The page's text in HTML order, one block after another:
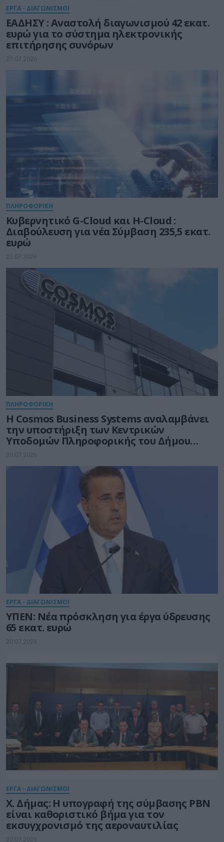
ΕΡΓΑ - ΔΙΑΓΩΝΙΣΜΟΙ
ΕΑΔΗΣΥ : Αναστολή διαγωνισμού 42 εκατ.
ευρώ για το σύστημα ηλεκτρονικής
επιτήρησης συνόρων
23.07.2026
ΠΛΗΡΟΦΟΡΙΚΗ
Kυβερνητικό G-Cloud και H-Cloud :
Διαβούλευση για νέα Σύμβαση 235,5 εκατ.
ευρώ
22.07.2026
ΠΛΗΡΟΦΟΡΙΚΗ
Η Cosmos Business Systems αναλαμβάνει
την υποστήριξη των Κεντρικών
Υποδομών Πληροφορικής του Δήμου
Θεσσαλονίκης
20.07.2026
ΕΡΓΑ - ΔΙΑΓΩΝΙΣΜΟΙ
ΥΠΕΝ: Νέα πρόσκληση για έργα ύδρευσης
65 εκατ. ευρώ
20.07.2026
ΕΡΓΑ - ΔΙΑΓΩΝΙΣΜΟΙ
Χ. Δήμας: Η υπογραφή της σύμβασης PBN
είναι καθοριστικό βήμα για τον
εκσυγχρονισμό της αεροναυτιλίας
20.07.2026